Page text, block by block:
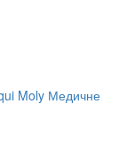
Moly Медичне